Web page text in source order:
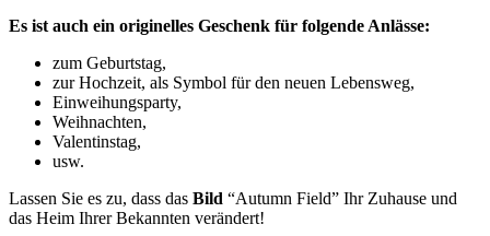
Es ist auch ein originelles Geschenk für folgende Anlässe:
zum Geburtstag,
zur Hochzeit, als Symbol für den neuen Lebensweg,
Einweihungsparty,
Weihnachten,
Valentinstag,
usw.
Lassen Sie es zu, dass das Bild “Autumn Field” Ihr Zuhause und
das Heim Ihrer Bekannten verändert!